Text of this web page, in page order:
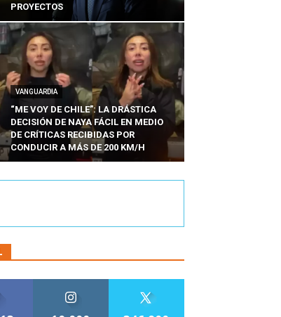
PROYECTOS
VANGUARDIA
“ME VOY DE CHILE”: LA DRÁSTICA
DECISIÓN DE NAYA FÁCIL EN MEDIO
DE CRÍTICAS RECIBIDAS POR
CONDUCIR A MÁS DE 200 KM/H